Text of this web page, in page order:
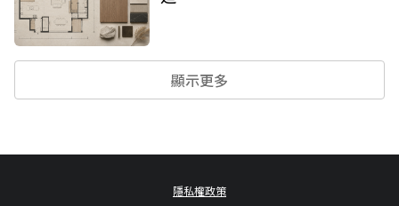
顯示更多
隱私權政策